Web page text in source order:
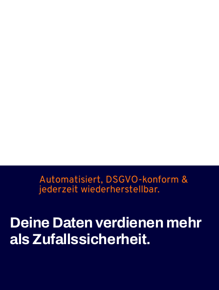
Automatisiert, DSGVO-konform &
jederzeit wiederherstellbar.
Deine Daten verdienen mehr
als Zufallssicherheit.